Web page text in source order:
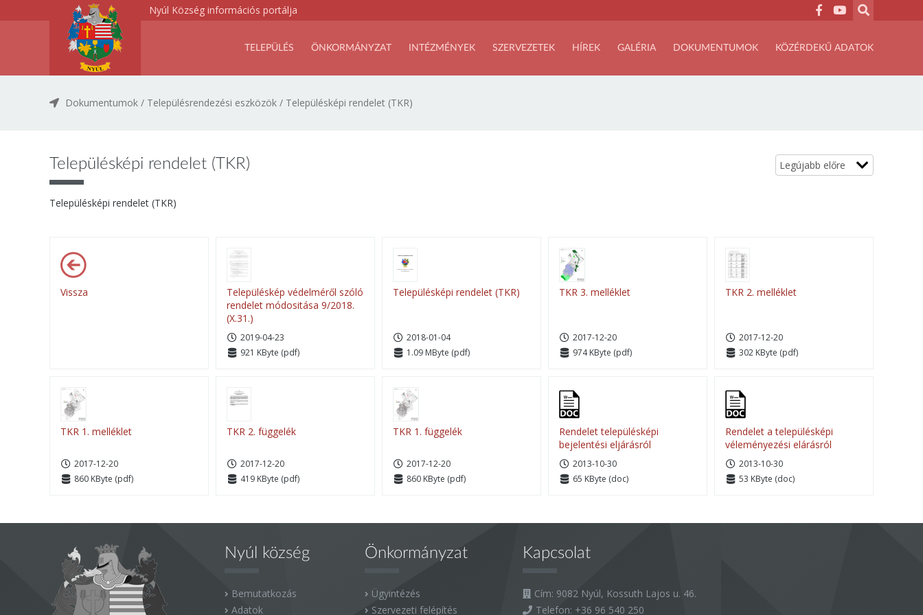
Nyúl Község információs portálja
TELEPÜLÉS ÖNKORMÁNYZAT INTÉZMÉNYEK SZERVEZETEK HÍREK GALÉRIA DOKUMENTUMOK KÖZÉRDEKŰ ADATOK
Dokumentumok / Településrendezési eszközök / Településképi rendelet (TKR)
Településképi rendelet (TKR)
Településképi rendelet (TKR)
Vissza
Településkép védelméről szóló
rendelet módositása 9/2018.
(X.31.)
2019-04-23
921 KByte (pdf)
Településképi rendelet (TKR)
2018-01-04
1.09 MByte (pdf)
TKR 3. melléklet
2017-12-20
974 KByte (pdf)
TKR 2. melléklet
2017-12-20
302 KByte (pdf)
TKR 1. melléklet
2017-12-20
860 KByte (pdf)
TKR 2. függelék
2017-12-20
419 KByte (pdf)
TKR 1. függelék
2017-12-20
860 KByte (pdf)
Rendelet településképi
bejelentési eljárásról
2013-10-30
65 KByte (doc)
Rendelet a településképi
véleményezési elárásról
2013-10-30
53 KByte (doc)
Nyúl község
Bemutatkozás
Adatok
Önkormányzat
Ügyintézés
Szervezeti felépítés
Kapcsolat
Cím: 9082 Nyúl, Kossuth Lajos u. 46.
Telefon: +36 96 540 250